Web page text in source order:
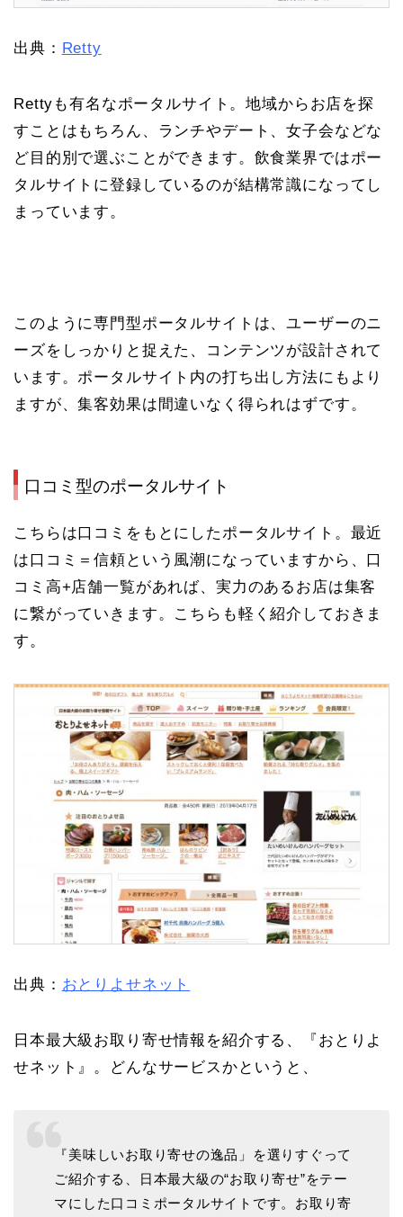
出典： Retty
Rettyも有名なポータルサイト。地域からお店を探
すことはもちろん、ランチやデート、女子会などな
ど目的別で選ぶことができます。飲食業界ではポー
タルサイトに登録しているのが結構常識になってし
まっています。
このように専門型ポータルサイトは、ユーザーのニ
ーズをしっかりと捉えた、コンテンツが設計されて
います。ポータルサイト内の打ち出し方法にもより
ますが、集客効果は間違いなく得られはずです。
口コミ型のポータルサイト
こちらは口コミをもとにしたポータルサイト。最近
は口コミ＝信頼という風潮になっていますから、
口
コミ高+店舗一覧があれば、実力のあるお店は集客
に繋がっていきます。こちらも軽く紹介しておきま
す。
出典： おとりよせネット
日本最大級お取り寄せ情報を紹介する、『おとりよ
せネット』。どんなサービスかというと、
『美味しいお取り寄せの逸品」を選りすぐって
ご紹介する、日本最大級の“お取り寄せ”をテー
マにした口コミポータルサイトです。お取り寄